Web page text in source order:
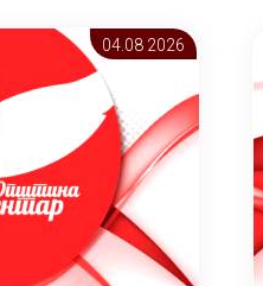
04.08 2026